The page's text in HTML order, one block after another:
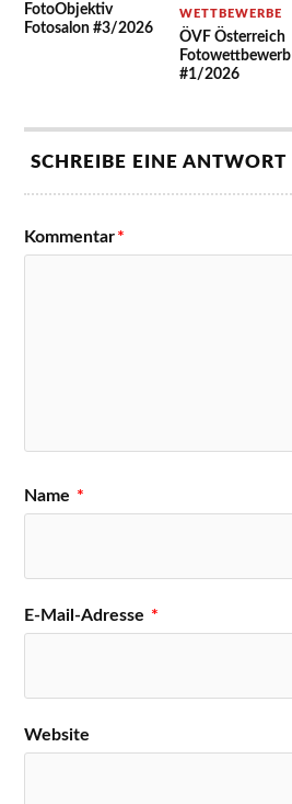
FotoObjektiv
Fotosalon #3/2026
WETTBEWERBE
ÖVF Österreich
Fotowettbewerb
#1/2026
SCHREIBE EINE ANTWORT
Kommentar*
Name *
E-Mail-Adresse *
Website